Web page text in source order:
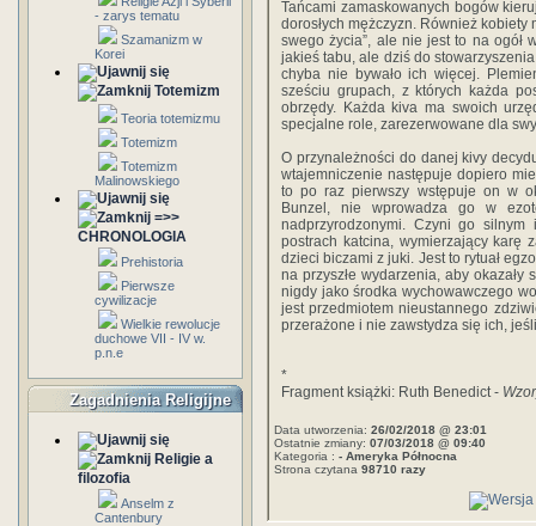
- zarys tematu
Szamanizm w
Korei
Totemizm
Teoria totemizmu
Totemizm
Totemizm
Malinowskiego
=>>
CHRONOLOGIA
Prehistoria
Pierwsze
cywilizacje
Wielkie rewolucje
duchowe VII - IV w.
p.n.e
Zagadnienia Religijne
Religie a
filozofia
Anselm z
Cantenbury
Tańcami zamaskowanych bogów
dorosłych mężczyzn. Również
swego życia”, ale nie jest to na ogół
jakieś tabu, ale dziś do
chyba nie bywało ich więcej.
sześciu grupach, z których każda
obrzędy. Każda kiva ma swoich
specjalne role, zarezerwowane dla
O przynależności do danej kivy
wtajemniczenie następuje dopiero
to po raz pierwszy wstępuje on w
Bunzel, nie wprowadza go w
nadprzyrodzonymi. Czyni go
postrach katcina, wymierzający karę
dzieci biczami z juki. Jest to rytuał
na przyszłe wydarzenia, aby
nigdy jako środka wychowawczego
jest przedmiotem nieustannego
przerażone i nie zawstydza się ich,
*
Fragment książki: Ruth Benedict -
Data utworzenia: 26/02/2018 @ 23:01
Ostatnie zmiany: 07/03/2018 @ 09:40
Kategoria : - Ameryka Północna
Strona czytana 98710 razy